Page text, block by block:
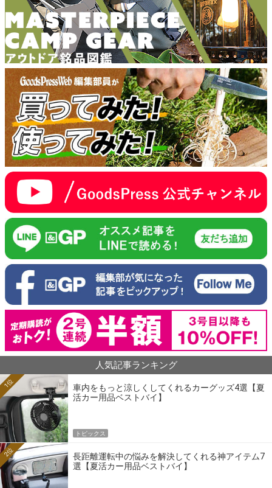
人気記事ランキング
車内をもっと涼しくしてくれるカーグッズ4選【夏
活カー用品ベストバイ】
1位
トピックス
長距離運転中の悩みを解決してくれる神アイテム7
選【夏活カー用品ベストバイ】
2位